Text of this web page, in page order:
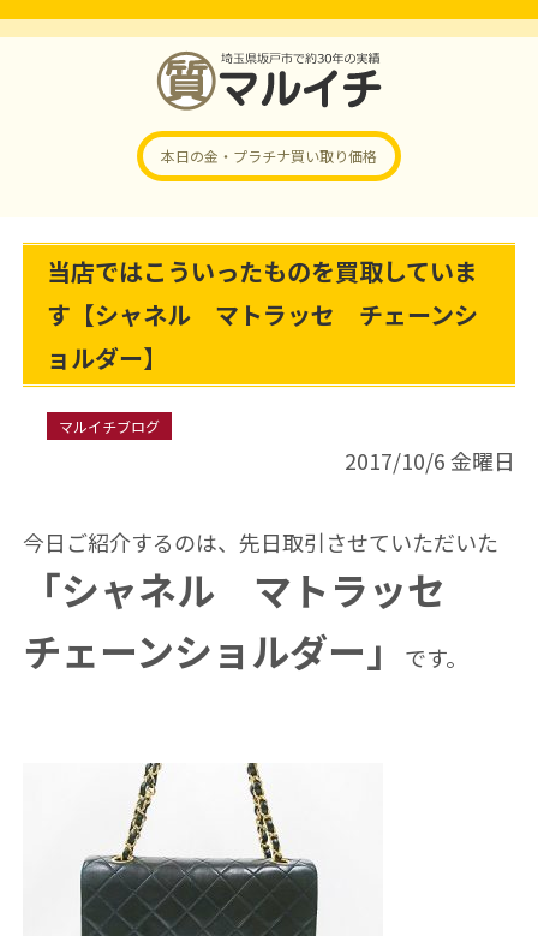
本日の金・プラチナ買い取り価格
当店ではこういったものを買取していま
す【シャネル マトラッセ チェーンシ
ョルダー】
マルイチブログ
2017/10/6 金曜日
今日ご紹介するのは、先日取引させていただいた
「シャネル マトラッセ
チェーンショルダー」
です。